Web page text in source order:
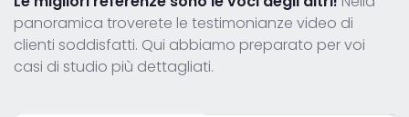
panoramica troverete le testimonianze video di
clienti soddisfatti. Qui abbiamo preparato per voi
casi di studio più dettagliati.